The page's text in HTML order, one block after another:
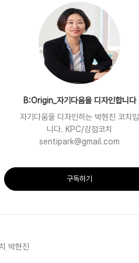
B:Origin_자기다움을 디자인합니다
자기다움을 디자인하는 박현진 코치입
니다. KPC/강점코치
sentipark@gmail.com
구독하기
박현진